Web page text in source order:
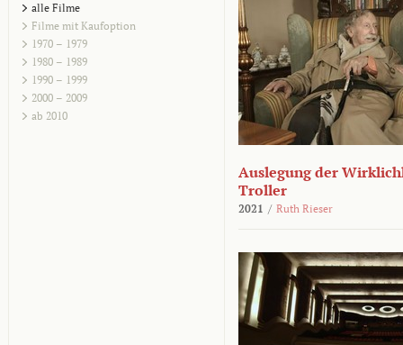
alle Filme
Filme mit Kaufoption
1970 – 1979
1980 – 1989
1990 – 1999
2000 – 2009
ab 2010
Auslegung der
Troller
2021 / Ruth Rieser